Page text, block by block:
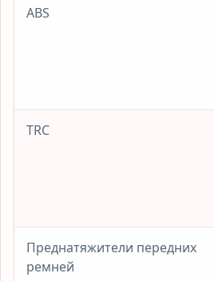
ABS
TRC
Преднатяжители передних
ремней